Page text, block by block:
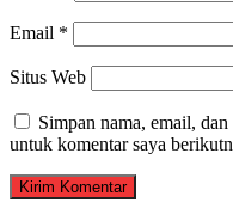
Email *
Situs Web
Simpan nama, email,
untuk komentar saya